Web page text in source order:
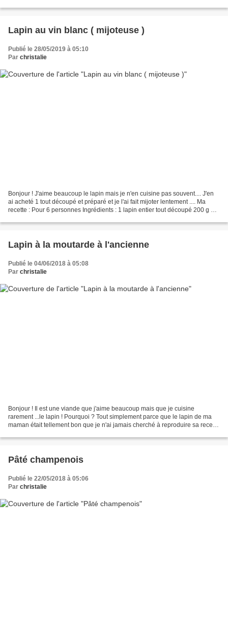
Lapin au vin blanc ( mijoteuse )
Publié le 28/05/2019 à 05:10
Par christalie
Bonjour ! J'aime beaucoup le lapin mais je n'en cuisine pas souvent.... J'en
ai acheté 1 tout découpé et préparé et je l'ai fait mijoter lentement .... Ma
recette : Pour 6 personnes Ingrédients : 1 lapin entier tout découpé 200 g de
Lapin à la moutarde à l'ancienne
Publié le 04/06/2018 à 05:08
Par christalie
Bonjour ! Il est une viande que j'aime beaucoup mais que je cuisine
rarement ...le lapin ! Pourquoi ? Tout simplement parce que le lapin de ma
maman était tellement bon que je n'ai jamais cherché à reproduire sa recette
Pâté champenois
Publié le 22/05/2018 à 05:06
Par christalie